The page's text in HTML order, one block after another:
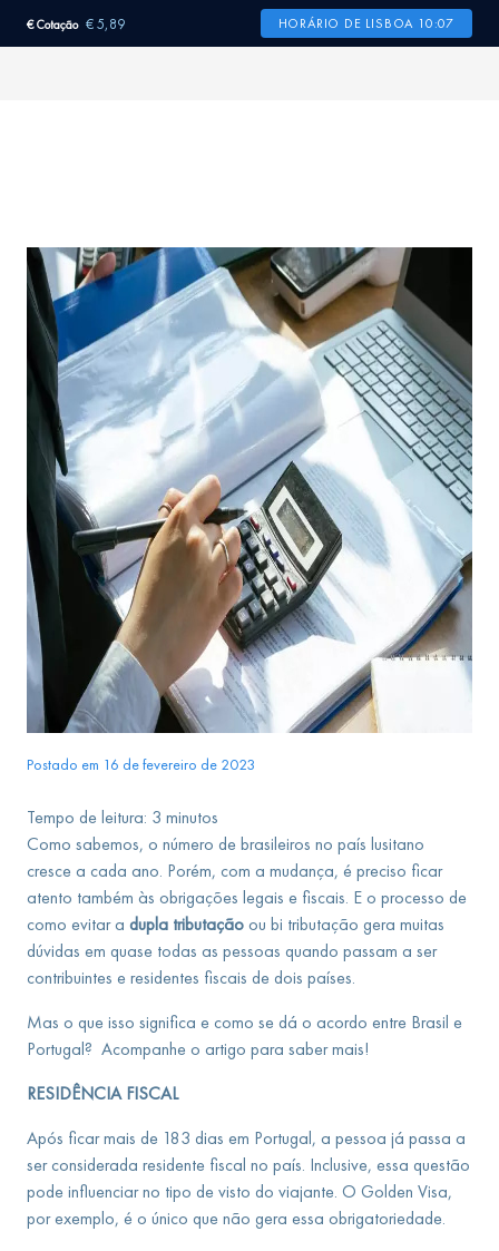
€ Cotação € 5,89 HORÁRIO DE LISBOA 10:07
Postado em 16 de fevereiro de 2023
Tempo de leitura: 3 minutos
Como sabemos, o número de brasileiros no país lusitano
cresce a cada ano. Porém, com a mudança, é preciso ficar
atento também às obrigações legais e fiscais. E o processo de
como evitar a dupla tributação ou bi tributação gera muitas
dúvidas em quase todas as pessoas quando passam a ser
contribuintes e residentes fiscais de dois países.
Mas o que isso significa e como se dá o acordo entre Brasil e
Portugal? Acompanhe o artigo para saber mais!
RESIDÊNCIA FISCAL
Após ficar mais de 183 dias em Portugal, a pessoa já passa a
ser considerada residente fiscal no país. Inclusive, essa questão
pode influenciar no tipo de visto do viajante. O Golden Visa,
por exemplo, é o único que não gera essa obrigatoriedade.